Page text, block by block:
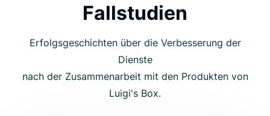
Fallstudien
Erfolgsgeschichten über die Verbesserung der
Dienste
nach der Zusammenarbeit mit den Produkten von
Luigi's Box.